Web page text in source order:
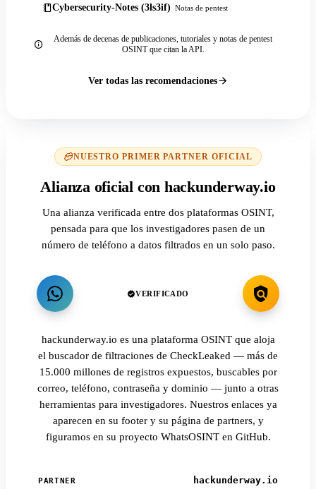
Cybersecurity-Notes (3ls3if) Notas de pentest
Además de decenas de publicaciones, tutoriales y notas de pentest
OSINT que citan la API.
Ver todas las recomendaciones
NUESTRO PRIMER PARTNER OFICIAL
Alianza oficial con hackunderway.io
Una alianza verificada entre dos plataformas OSINT,
pensada para que los investigadores pasen de un
número de teléfono a datos filtrados en un solo paso.
VERIFICADO
hackunderway.io es una plataforma OSINT que aloja
el buscador de filtraciones de CheckLeaked — más de
15.000 millones de registros expuestos, buscables por
correo, teléfono, contraseña y dominio — junto a otras
herramientas para investigadores. Nuestros enlaces ya
aparecen en su footer y su página de partners, y
figuramos en su proyecto WhatsOSINT en GitHub.
PARTNER hackunderway.io